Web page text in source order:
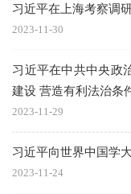
习近平在上海考察调
2023-11-30
习近平在中共中央政
建设 营造有利法治条
2023-11-29
习近平向世界中国学
2023-11-24